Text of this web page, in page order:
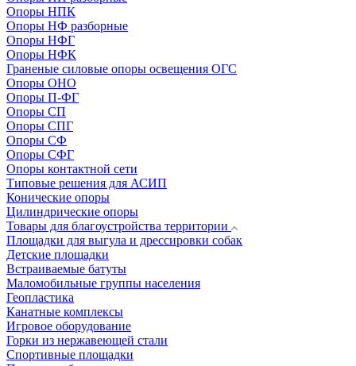
Опоры НПК
Опоры НФ разборные
Опоры НФГ
Опоры НФК
Граненые силовые опоры освещения ОГС
Опоры ОНО
Опоры П-ФГ
Опоры СП
Опоры СПГ
Опоры СФ
Опоры СФГ
Опоры контактной сети
Типовые решения для АСИП
Конические опоры
Цилиндрические опоры
Товары для благоустройства территории
Площадки для выгула и дрессировки собак
Детские площадки
Встраиваемые батуты
Маломобильные группы населения
Геопластика
Канатные комплексы
Игровое оборудование
Горки из нержавеющей стали
Спортивные площадки